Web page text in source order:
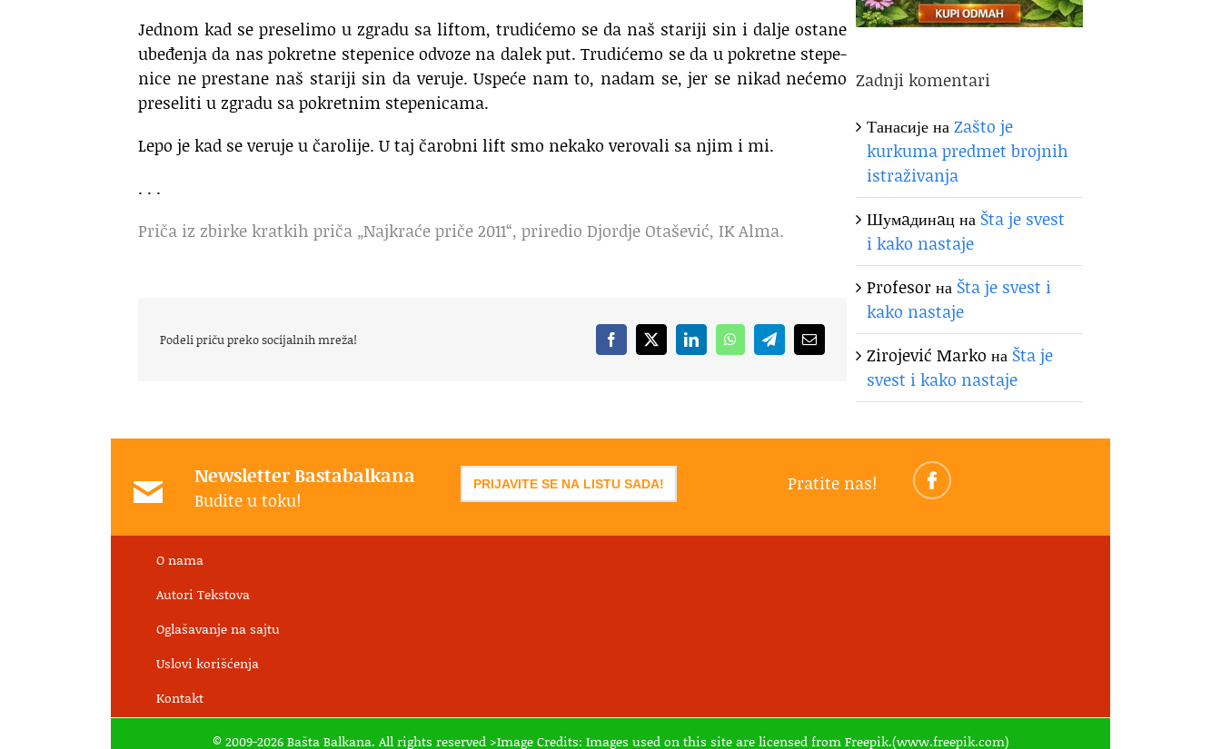
Jed­nom kad se pre­se­li­mo u zgra­du sa lif­tom, tru­di­će­mo se da naš sta­ri­ji sin i da­lje osta­ne
ube­đe­nja da nas po­kret­ne ste­pe­ni­ce od­vo­ze na da­lek put. Tru­di­će­mo se da u po­kret­ne ste­pe­
ni­ce ne pre­sta­ne naš sta­ri­ji sin da ve­ru­je. Us­pe­će nam to, na­dam se, jer se ni­kad ne­će­mo
pre­se­li­ti u zgra­du sa po­kret­nim ste­pe­ni­ca­ma.
Le­po je kad se ve­ru­je u ča­ro­li­je. U taj ča­rob­ni lift smo ne­ka­ko ve­ro­va­li sa njim i mi.
. . .
Priča iz zbirke kratkih priča „Najkraće priče 2011“, priredio Djordje Otašević, IK Alma.
Podeli priču preko socijalnih mreža! Facebook
X LinkedInWhatsAppTelegramEmail
Zadnji komentari
ТанасијенаZašto je
kurkuma predmet brojnih
istraživanja
Шумaдинaцна Šta je svest
i kako nastaje
Profesorна Šta je svest i
kako nastaje
Zirojević Marko на Šta je
svest i kako nastaje
Newsletter Bastabalkana
Budite u toku!
PRIJAVITE SE NA LISTU SADA! Pratite nas!
O nama
Autori Tekstova
Oglašavanje na sajtu
Uslovi korišćenja
Kontakt
© 2009-2026 Bašta Balkana. All rights reserved >Image Credits: Images used on this site are licensed from Freepik.(www.freepik.com)